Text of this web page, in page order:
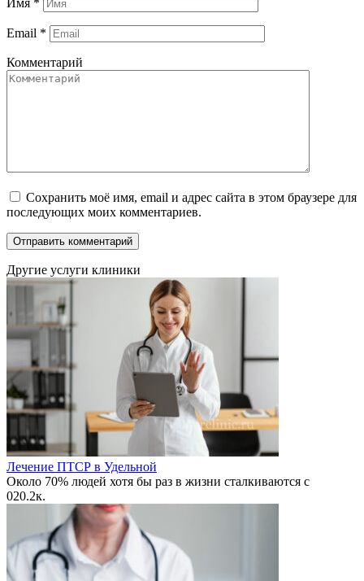
Email *
Комментарий
Сохранить моё имя, email и адрес сайта в этом браузере для
последующих моих комментариев.
Другие услуги клиники
Лечение ПТСР в Удельной
Около 70% людей хотя бы раз в жизни сталкиваются с
020.2к.